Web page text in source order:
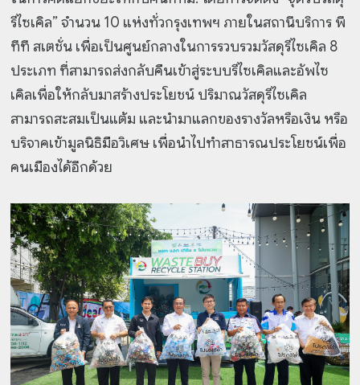
รีไซเคิล” จำนวน 10 แห่งทั่วกรุงเทพฯ ภายในสถานีบริการ พี
ทีที สเตชั่น เพื่อเป็นศูนย์กลางในการรวบรวมวัสดุรีไซเคิล 8
ประเภท ที่สามารถส่งกลับคืนเข้าสู่ระบบรีไซเคิลและอัพไซ
เคิลเพื่อให้กลับมาสร้างประโยชน์ ปริมาณวัสดุรีไซเคิล
สามารถสะสมเป็นแต้ม และนำมาแลกของรางวัลหรือเงิน หรือ
บริจาคเข้ามูลนิธิมือวิเศษ เพื่อนำไปทำสาธารณประโยชน์เพื่อ
คนเมืองได้อีกด้วย